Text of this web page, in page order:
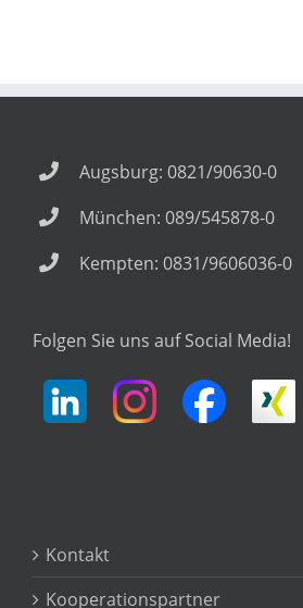
Augsburg: 0821/90630-0
München: 089/545878-0
Kempten: 0831/9606036-0
Folgen Sie uns auf Social Media!
Kontakt
Kooperationspartner